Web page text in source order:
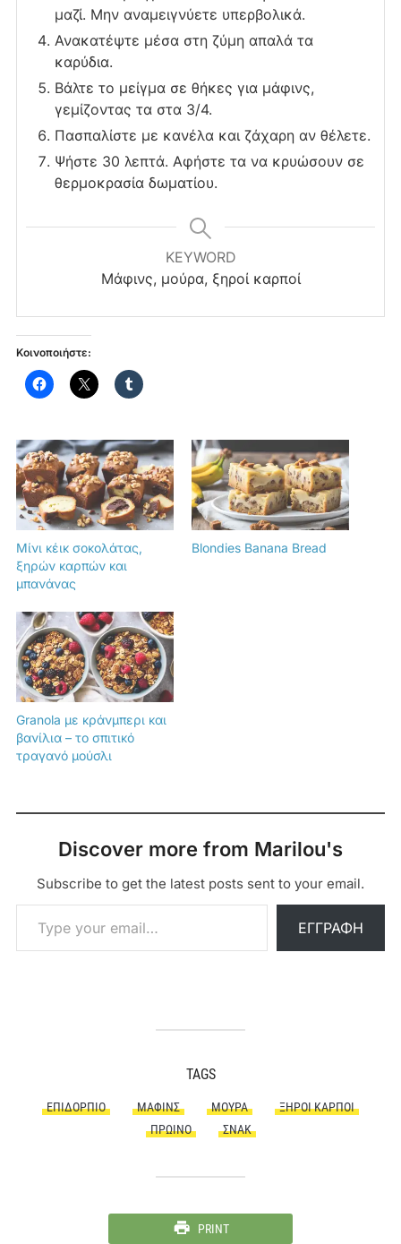
μαζί. Μην αναμειγνύετε υπερβολικά.
Ανακατέψτε μέσα στη ζύμη απαλά τα
καρύδια.
Βάλτε το μείγμα σε θήκες για μάφινς,
γεμίζοντας τα στα 3/4.
Πασπαλίστε με κανέλα και ζάχαρη αν θέλετε.
Ψήστε 30 λεπτά. Αφήστε τα να κρυώσουν σε
θερμοκρασία δωματίου.
KEYWORD
Μάφινς, μούρα, ξηροί καρποί
Κοινοποιήστε:
Μίνι κέικ σοκολάτας,
ξηρών καρπών και
μπανάνας
Blondies Banana Bread
Granola με κράνμπερι και
βανίλια – το σπιτικό
τραγανό μούσλι
Discover more from Marilou's
Subscribe to get the latest posts sent to your email.
Type your email…
ΕΓΓΡΑΦΉ
TAGS
ΕΠΙΔΌΡΠΙΟ ΜΆΦΙΝΣ ΜΟΎΡΑ
ΞΗΡΟΊ ΚΑΡΠΟΊ
ΠΡΩΙΝΌ
ΣΝΑΚ
PRINT